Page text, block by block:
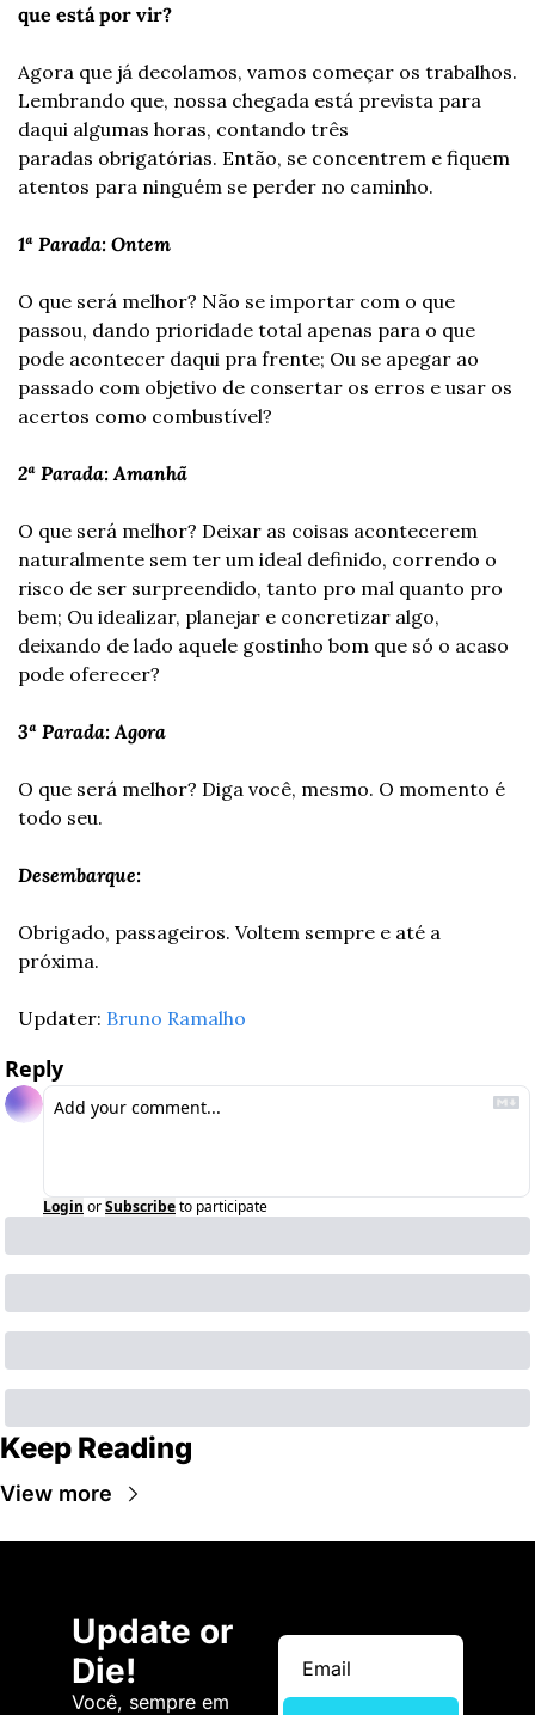
que está por vir?
Agora que já decolamos, vamos começar os trabalhos.
Lembrando que, nossa chegada está prevista para
daqui algumas horas, contando três
paradas obrigatórias. Então, se concentrem e fiquem
atentos para ninguém se perder no caminho.
1ª Parada: Ontem
O que será melhor? Não se importar com o que
passou, dando prioridade total apenas para o que
pode acontecer daqui pra frente; Ou se apegar ao
passado com objetivo de consertar os erros e usar os
acertos como combustível?
2ª Parada: Amanhã
O que será melhor? Deixar as coisas acontecerem
naturalmente sem ter um ideal definido, correndo o
risco de ser surpreendido, tanto pro mal quanto pro
bem; Ou idealizar, planejar e concretizar algo,
deixando de lado aquele gostinho bom que só o acaso
pode oferecer?
3ª Parada: Agora
O que será melhor? Diga você, mesmo. O momento é
todo seu.
Desembarque:
Obrigado, passageiros. Voltem sempre e até a
próxima.
Updater: Bruno Ramalho
Reply
Login orSubscribeto participate
Keep Reading
View more
Update or
Die!
Você, sempre em